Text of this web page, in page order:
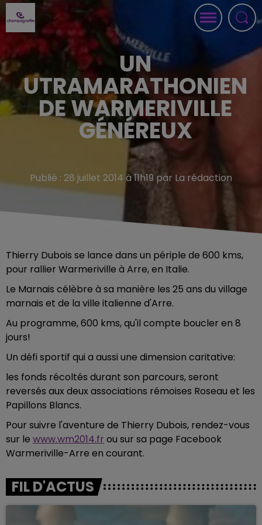
UN
UTRAMARATHONIEN
DE WARMERIVILLE
GÉNÉREUX
Publié : 28 juillet 2014 à 11h19 par La rédaction
Thierry Dubois se lance dans un périple de 600 kms,
pour rallier Warmeriville à Arre, en Italie.
Le Marnais célèbre à sa manière les 25 ans du village
marnais et de la ville italienne d'Arre.
Au programme, 600 kms, qu'il compte boucler en 8
jours!
Un défi sportif qui a aussi une dimension caritative:
les fonds récoltés durant son parcours, seront
reversés aux deux associations rémoises Roseau et les
Papillons Blancs.
Pour suivre l'aventure de Thierry Dubois, rendez-vous
sur le www.wm2014.fr ou sur sa page Facebook
Warmeriville-Arre en courant.
FIL D'ACTUS